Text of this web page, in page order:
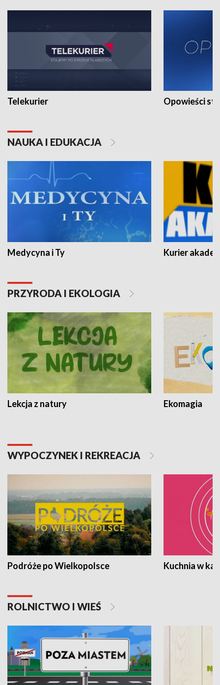
Telekurier Opowieści
NAUKA I EDUKACJA
Medycyna i Ty Kurier
PRZYRODA I EKOLOGIA
Lekcja z natury Ekomagia
WYPOCZYNEK I REKREACJA
Podróże po Wielkopolsce Kuchnia w
ROLNICTWO I WIEŚ